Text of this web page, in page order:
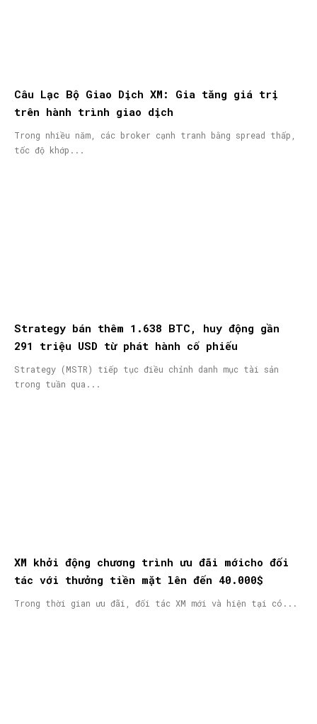
Câu Lạc Bộ Giao Dịch XM: Gia tăng giá trị
trên hành trình giao dịch
Trong nhiều năm, các broker cạnh tranh bằng spread thấp,
tốc độ khớp...
Strategy bán thêm 1.638 BTC, huy động gần
291 triệu USD từ phát hành cổ phiếu
Strategy (MSTR) tiếp tục điều chỉnh danh mục tài sản
trong tuần qua...
XM khởi động chương trình ưu đãi mớicho đối
tác với thưởng tiền mặt lên đến 40.000$
Trong thời gian ưu đãi, đối tác XM mới và hiện tại có...